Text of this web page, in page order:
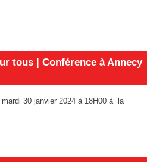
tous | Conférence à Annecy
30 janvier 2024 à 18H00 à la